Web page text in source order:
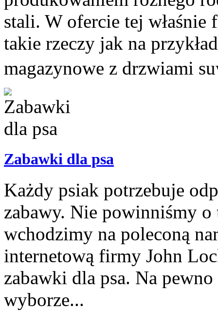
stali. W ofercie tej
takie rzeczy jak na
magazynowe z drzwiami
Zabawki dla psa
Każdy psiak potrzebuje
zabawy. Nie powinniśmy o
wchodzimy na poleconą
internetową firmy John
zabawki dla psa. Na
wyborze...